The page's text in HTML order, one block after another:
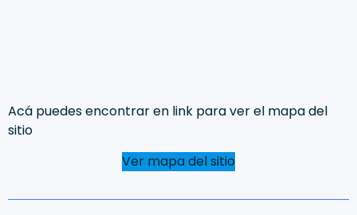
Acá puedes encontrar en link para ver el mapa del
sitio
Ver mapa del sitio